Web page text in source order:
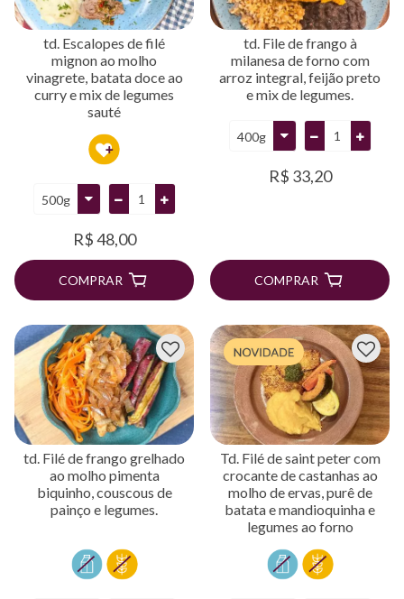
td. Escalopes de filé
mignon ao molho
vinagrete, batata doce ao
curry e mix de legumes
sauté
R$ 48,00
COMPRAR
td. File de frango à
milanesa de forno com
arroz integral, feijão preto
e mix de legumes.
R$ 33,20
COMPRAR
td. Filé de frango grelhado
ao molho pimenta
biquinho, couscous de
painço e legumes.
Td. Filé de saint peter com
crocante de castanhas ao
molho de ervas, purê de
batata e mandioquinha e
legumes ao forno